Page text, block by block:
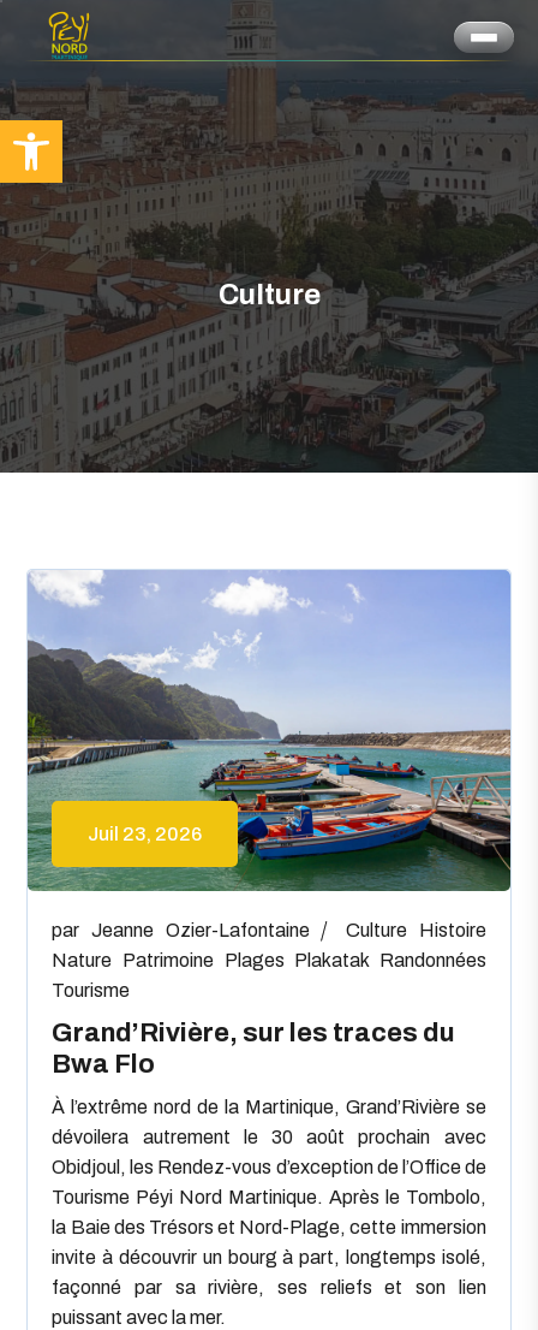
Ouvrir la barre d’outils
Culture
Juil 23, 2026
Grand’Rivière, sur les traces du
Bwa Flo
parJeanne Ozier-Lafontaine Culture
Histoire
Nature
Patrimoine Plages Plakatak
Randonnées
Tourisme
À l’extrême nord de la Martinique, Grand’Rivière se
dévoilera autrement le 30 août prochain avec
Obidjoul, les Rendez-vous d’exception de l’Office de
Tourisme Péyi Nord Martinique. Après le Tombolo,
la Baie des Trésors et Nord-Plage, cette immersion
invite à découvrir un bourg à part, longtemps isolé,
façonné par sa rivière, ses reliefs et son lien
puissant avec la mer.